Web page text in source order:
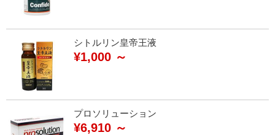
シトルリン皇帝王液
¥1,000 ～
プロソリューション
¥6,910 ～